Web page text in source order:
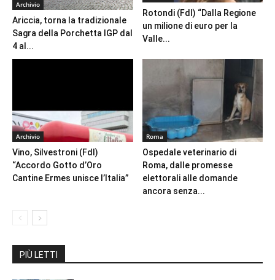
Archivio
Ariccia, torna la tradizionale
Sagra della Porchetta IGP dal
4 al...
Rotondi (FdI) “Dalla Regione
un milione di euro per la
Valle...
Archivio
Vino, Silvestroni (FdI)
“Accordo Gotto d’Oro
Cantine Ermes unisce l’Italia”
Roma
Ospedale veterinario di
Roma, dalle promesse
elettorali alle domande
ancora senza...
PIÙ LETTI